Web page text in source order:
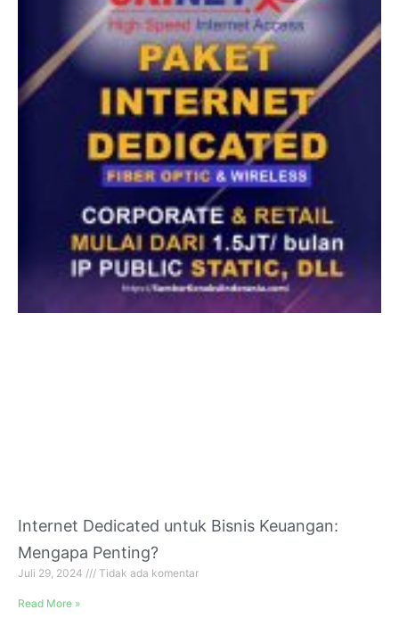
Internet Dedicated untuk Bisnis Keuangan:
Mengapa Penting?
Juli 29, 2024 Tidak ada komentar
Read More »